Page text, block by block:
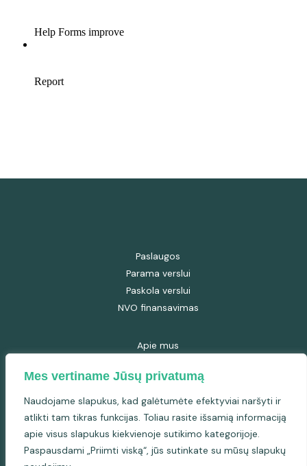
Mes vertiname Jūsų privatumą
Naudojame slapukus, kad galėtumėte efektyviai naršyti ir
atlikti tam tikras funkcijas. Toliau rasite išsamią informaciją
apie visus slapukus kiekvienoje sutikimo kategorijoje.
Paspausdami „Priimti viską“, jūs sutinkate su mūsų slapukų
Paslaugos
Parama verslui
Paskola verslui
NVO finansavimas
Apie mus
Straipsniai
Kontaktai
Privatumo politika
Pirkimo-pardavimo taisyklės